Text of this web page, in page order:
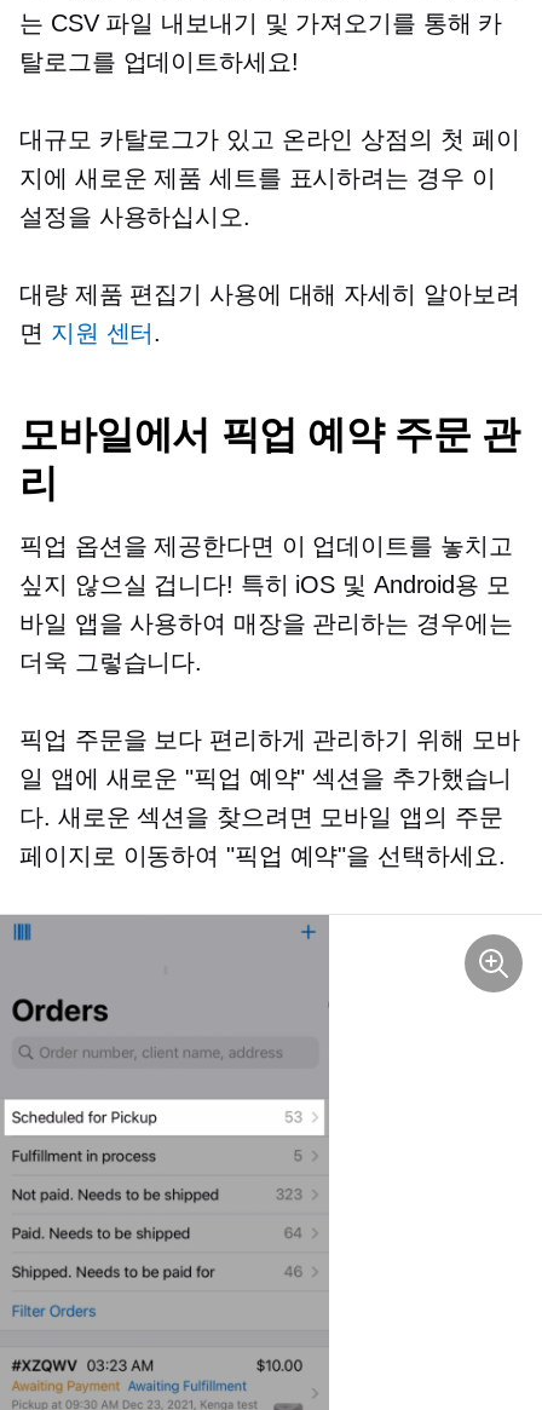
는 CSV 파일 내보내기 및 가져오기를 통해 카
탈로그를 업데이트하세요!
대규모 카탈로그가 있고 온라인 상점의 첫 페이
지에 새로운 제품 세트를 표시하려는 경우 이
설정을 사용하십시오.
대량 제품 편집기 사용에 대해 자세히 알아보려
면 지원 센터 .
모바일에서 픽업 예약 주문 관
리
픽업 옵션을 제공한다면 이 업데이트를 놓치고
싶지 않으실 겁니다! 특히 iOS 및 Android용 모
바일 앱을 사용하여 매장을 관리하는 경우에는
더욱 그렇습니다.
픽업 주문을 보다 편리하게 관리하기 위해 모바
일 앱에 새로운 "픽업 예약" 섹션을 추가했습니
다. 새로운 섹션을 찾으려면 모바일 앱의 주문
페이지로 이동하여 "픽업 예약"을 선택하세요.